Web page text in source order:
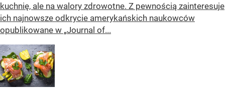
kuchnię, ale na walory zdrowotne. Z pewnością zainteresuje
ich najnowsze odkrycie amerykańskich naukowców
opublikowane w „Journal of...